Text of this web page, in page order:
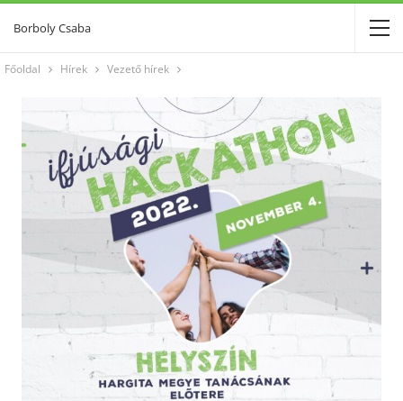
Borboly Csaba
Főoldal Hírek Vezető hírek